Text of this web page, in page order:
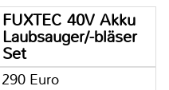
FUXTEC 40V Akku
Laubsauger/-bläser
Set
290 Euro